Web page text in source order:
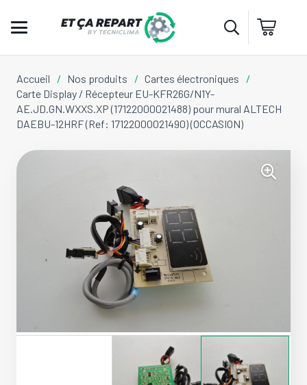
Accueil / Nos produits / Cartes électroniques
/
Carte Display / Récepteur EU-KFR26G/N1Y-
AE.JD.GN.WXXS.XP (17122000021488) pour mural ALTECH
DAEBU-12HRF (Ref: 17122000021490) (OCCASION)